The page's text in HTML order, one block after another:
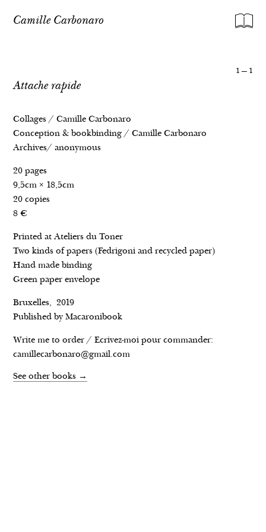
Camille Carbonaro
Amnésie d’état • 2023- en cours
Appelez-moi Victoria • 2018 – 2020
Immigrazione, violenza dell’anima • 2017
J’ai arraché mon premier cheveu blanc •
Pomaks peuple oublié • 2014 – 2015
Oh fatche • 2013 – 2014
1 — 1
Attache rapide
Collages / Camille Carbonaro
Conception & bookbinding / Camille Carbonaro
Archives/ anonymous
20 pages
9,5cm × 18,5cm
20 copies
8 €
Printed at Ateliers du Toner
Two kinds of papers (Fedrigoni and recycled paper)
Hand made binding
Green paper envelope
Bruxelles, 2019
Published by Macaronibook
Write me to order / Ecrivez-moi pour commander:
camillecarbonaro@gmail.com
See other books →